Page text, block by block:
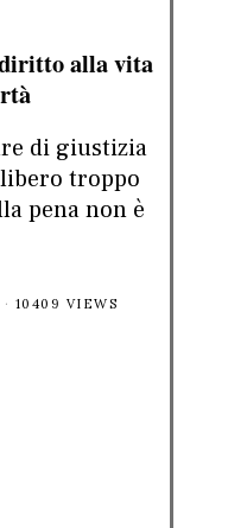
alla vita
di giustizia
troppo
pena non è
10409 VIEWS